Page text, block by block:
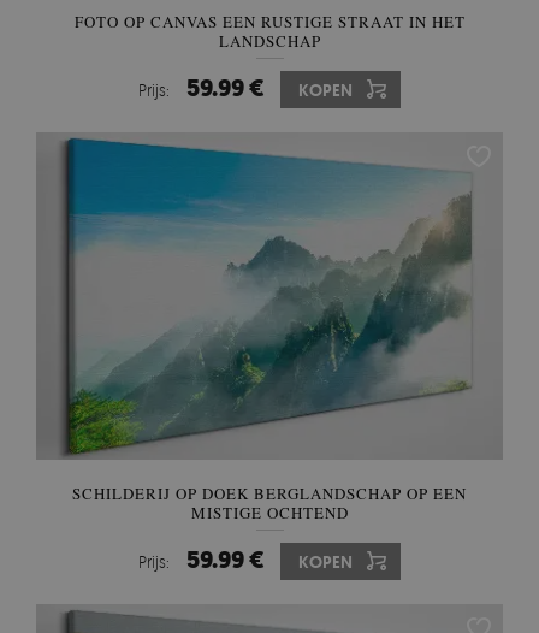
FOTO OP CANVAS EEN RUSTIGE STRAAT IN HET
LANDSCHAP
Prijs: 59.99 € KOPEN
SCHILDERIJ OP DOEK BERGLANDSCHAP OP EEN
MISTIGE OCHTEND
Prijs: 59.99 € KOPEN